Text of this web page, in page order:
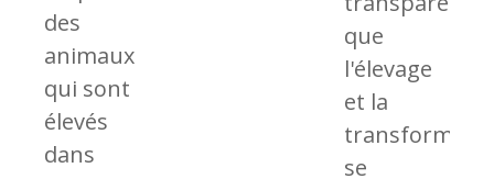
des
animaux
qui sont
élevés
dans
que
l'élevage
et la
se